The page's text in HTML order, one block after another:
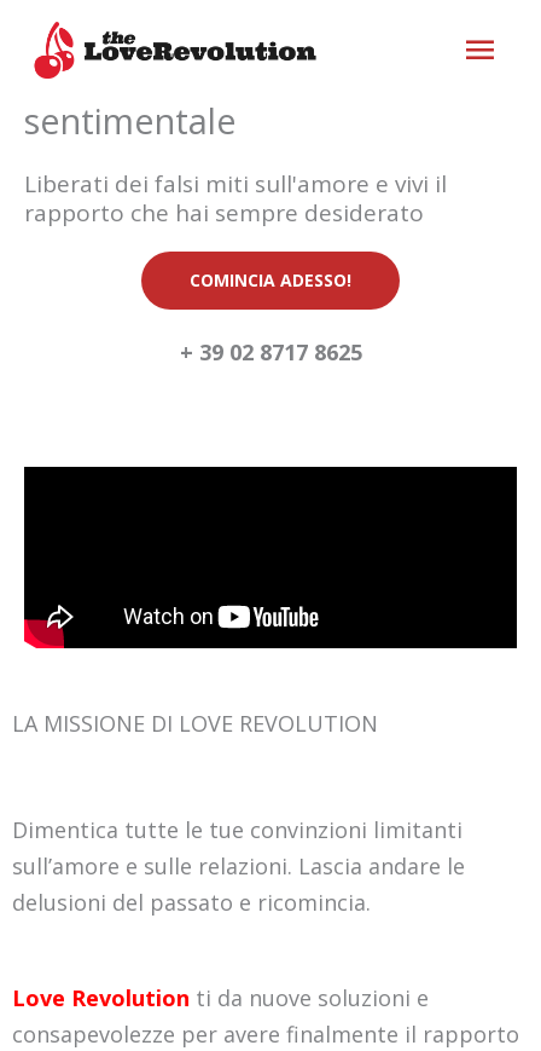
Rivoluziona la tua vita
sentimentale
Liberati dei falsi miti sull'amore e vivi il
rapporto che hai sempre desiderato
COMINCIA ADESSO!
+ 39 02 8717 8625
LA MISSIONE DI LOVE REVOLUTION
Dimentica tutte le tue convinzioni limitanti
sull’amore e sulle relazioni. Lascia andare le
delusioni del passato e ricomincia.
Love Revolution ti da nuove soluzioni e
consapevolezze per avere finalmente il rapporto